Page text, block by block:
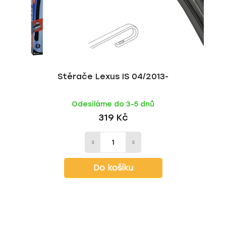
Stěrače Lexus IS 04/2013-
Odesíláme do 3-5 dnů
319 Kč
Do košíku